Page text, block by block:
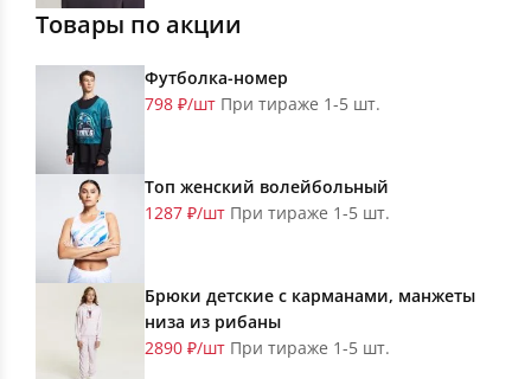
Товары по акции
Футболка-номер
798 ₽/шт При тираже 1-5 шт.
Топ женский волейбольный
1287 ₽/шт При тираже 1-5 шт.
Брюки детские с карманами, манжеты
низа из рибаны
2890 ₽/шт При тираже 1-5 шт.